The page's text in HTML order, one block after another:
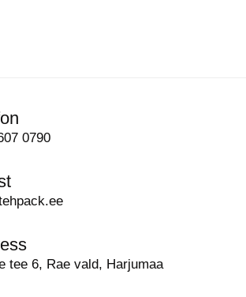
0790
tee 6, Rae vald, Harjumaa